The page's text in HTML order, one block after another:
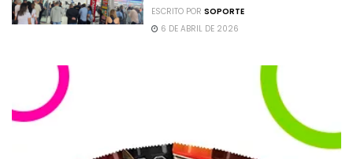
ESCRITO PORSOPORTE
6 DE ABRIL DE 2026